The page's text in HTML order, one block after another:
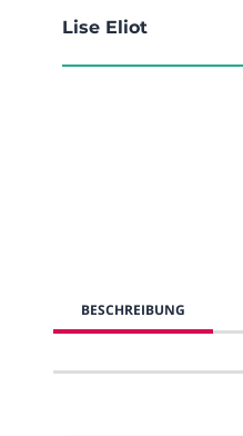
Lise Eliot
BESCHREIBUNG